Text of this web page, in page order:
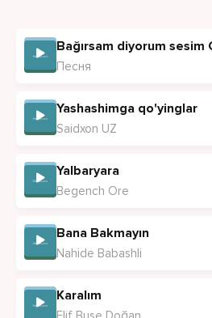
Bağırsam diyorum sesim
Песня
Yashashimga qo'yinglar
Saidxon UZ
Yalbaryara
Begench Ore
Bana Bakmayın
Nahide Babashli
Karalım